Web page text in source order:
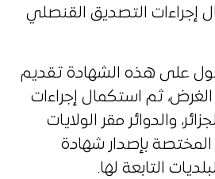
إجراءات التصديق القنصلي
على هذه الشهادة تقديم
ثم استكمال إجراءات
والدوائر مقر الولايات
المختصة بإصدار شهادة
التابعة لها.